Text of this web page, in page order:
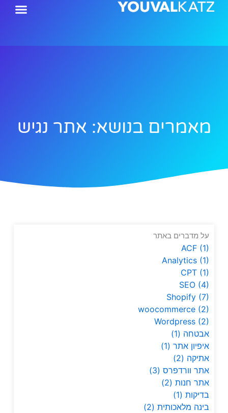
דילוג
מאמרים בנושא: אתר נגיש
על מדברים באתר
ACF (1)
Analytics (1)
CPT (1)
SEO (4)
Shopify (7)
woocommerce (2)
Wordpress (2)
אבטחה (1)
איפיון אתר(1)
אתיקה (2)
אתר וורדפרס(3)
אתר חנות(2)
בדיקות(1)
בינה מלאכותית(2)